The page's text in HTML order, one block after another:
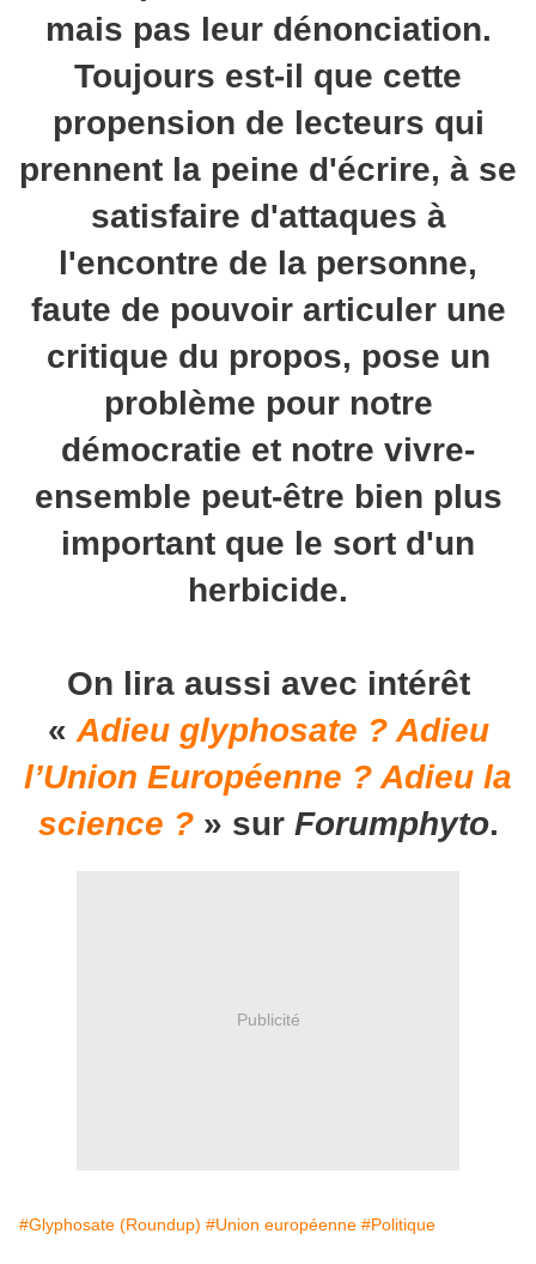
mais pas leur dénonciation.
Toujours est-il que cette
propension de lecteurs qui
prennent la peine d'écrire, à se
satisfaire d'attaques à
l'encontre de la personne,
faute de pouvoir articuler une
critique du propos, pose un
problème pour notre
démocratie et notre vivre-
ensemble peut-être bien plus
important que le sort d'un
herbicide.
On lira aussi avec intérêt
« Adieu glyphosate ? Adieu
l’Union Européenne ? Adieu la
science ? » sur Forumphyto.
Publicité
#Glyphosate (Roundup) #Union européenne #Politique